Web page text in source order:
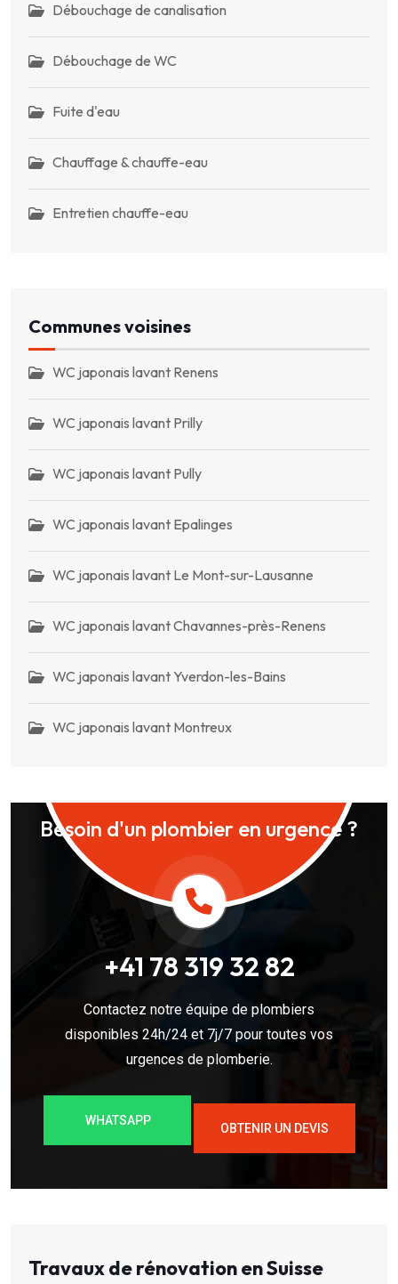
Débouchage de canalisation
Débouchage de WC
Fuite d'eau
Chauffage & chauffe-eau
Entretien chauffe-eau
Communes voisines
WC japonais lavant Renens
WC japonais lavant Prilly
WC japonais lavant Pully
WC japonais lavant Epalinges
WC japonais lavant Le Mont-sur-Lausanne
WC japonais lavant Chavannes-près-Renens
WC japonais lavant Yverdon-les-Bains
WC japonais lavant Montreux
Besoin d'un plombier en urgence ?
+41 78 319 32 82
Contactez notre équipe de plombiers
disponibles 24h/24 et 7j/7 pour toutes vos
urgences de plomberie.
WHATSAPP
OBTENIR UN DEVIS
Travaux de rénovation en Suisse